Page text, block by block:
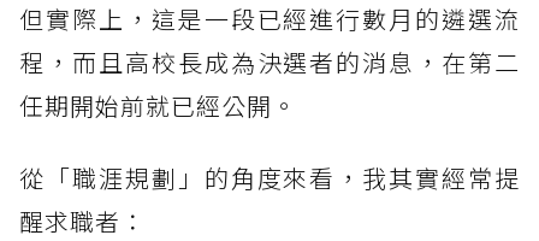
但實際上，這是一段已經進行數月的遴選流
程，而且高校長成為決選者的消息，在第二
任期開始前就已經公開。
從「職涯規劃」的角度來看，我其實經常提
醒求職者：